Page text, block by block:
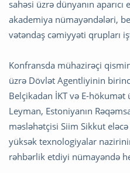
sahəsi üzrə dünyanın
akademiya nümayəndələri,
vətəndaş cəmiyyəti qrupları
Konfransda mühazirəçi
üzrə Dövlət Agentliyinin
Belçikadan İKT və E-
Leyman, Estoniyanın
məsləhətçisi Siim Sikkut
yüksək texnologiyalar
rəhbərlik etdiyi nümayəndə